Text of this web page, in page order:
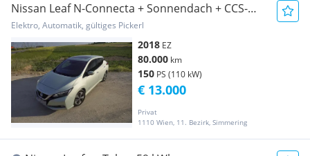
Nissan Leaf N-Connecta + Sonnendach + CCS-
Lader
Elektro, Automatik, gültiges Pickerl
2018 EZ
80.000 km
150 PS (110 kW)
Privat
1110 Wien, 11. Bezirk, Simmering
€ 13.000